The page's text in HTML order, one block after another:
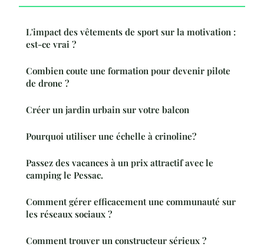
L'impact des vêtements de sport sur la motivation :
est-ce vrai ?
Combien coute une formation pour devenir pilote
de drone ?
Créer un jardin urbain sur votre balcon
Pourquoi utiliser une échelle à crinoline?
Passez des vacances à un prix attractif avec le
camping le Pessac.
Comment gérer efficacement une communauté sur
les réseaux sociaux ?
Comment trouver un constructeur sérieux ?